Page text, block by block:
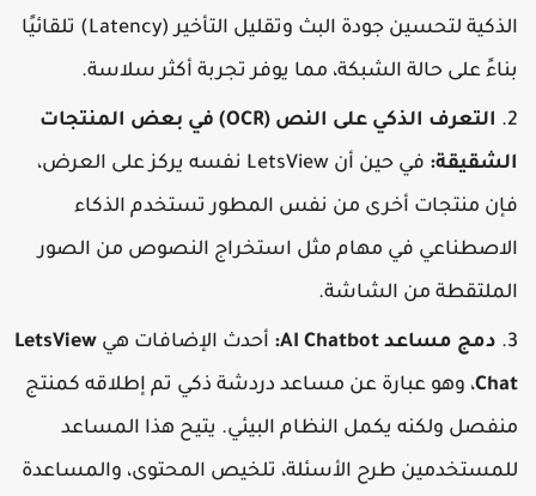
الذكية لتحسين جودة البث وتقليل التأخير (Latency) تلقائيًا
على حالة الشبكة، مما يوفر تجربة أكثر سلاسة.
التعرف الذكي على النص (OCR) في بعض المنتجات
في حين أن LetsView نفسه يركز على العرض،
منتجات أخرى من نفس المطور تستخدم الذكاء
في مهام مثل استخراج النصوص من الصور
من الشاشة.
دمج مساعد AI Chatbot: أحدث الإضافات هيLetsView
، وهو عبارة عن مساعد دردشة ذكي تم إطلاقه كمنتج
ولكنه يكمل النظام البيئي. يتيح هذا المساعد
طرح الأسئلة، تلخيص المحتوى، والمساعدة